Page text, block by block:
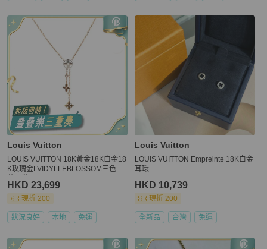
Louis Vuitton
LOUIS VUITTON 18K黃金18K白金18
K玫瑰金LVIDYLLEBLOSSOM三色流
HKD 23,699
現折 200
狀況良好 本地 免運
Louis Vuitton
LOUIS VUITTON Empreinte 18K白金
耳環
HKD 10,739
現折 200
全新品 台灣 免運